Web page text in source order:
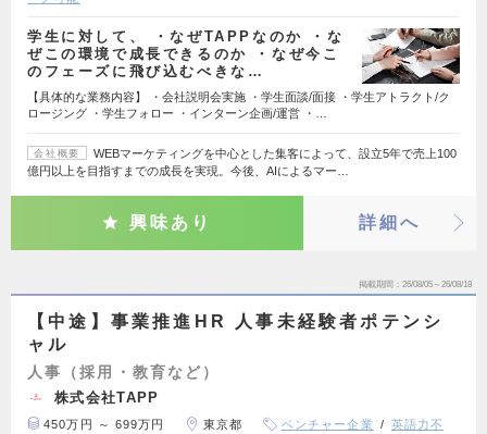
学生に対して、 ・なぜTAPPなのか ・な
ぜこの環境で成長できるのか ・なぜ今こ
のフェーズに飛び込むべきな…
【具体的な業務内容】 ・会社説明会実施 ・学生面談/面接 ・学生アトラクト/ク
ロージング ・学生フォロー ・インターン企画/運営 ・…
会社概要
WEBマーケティングを中心とした集客によって、設立5年で売上100
億円以上を目指すまでの成長を実現。今後、AIによるマー…
興味あり 詳細へ
掲載期間 26/08/05～26/08/18
【中途】事業推進HR 人事未経験者ポテンシ
ャル
人事（採用・教育など）
株式会社TAPP
450万円 ～ 699万円 東京都 ベンチャー企業
英語力不